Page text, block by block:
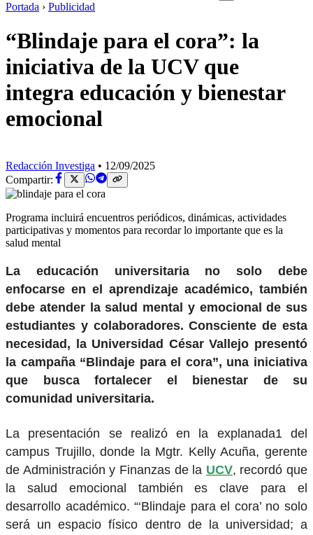
Portada › Publicidad
“Blindaje para el cora”: la
iniciativa de la UCV que
integra educación y bienestar
emocional
Redacción Investiga • 12/09/2025
Compartir:
Programa incluirá encuentros periódicos, dinámicas, actividades
participativas y momentos para recordar lo importante que es la
salud mental
La educación universitaria no solo debe
enfocarse en el aprendizaje académico, también
debe atender la salud mental y emocional de sus
estudiantes y colaboradores. Consciente de esta
necesidad, la Universidad César Vallejo presentó
la campaña “Blindaje para el cora”, una iniciativa
que busca fortalecer el bienestar de su
comunidad universitaria.
La presentación se realizó en la explanada1 del
campus Trujillo, donde la Mgtr. Kelly Acuña, gerente
de Administración y Finanzas de la UCV, recordó que
la salud emocional también es clave para el
desarrollo académico. “‘Blindaje para el cora’ no solo
será un espacio físico dentro de la universidad; a